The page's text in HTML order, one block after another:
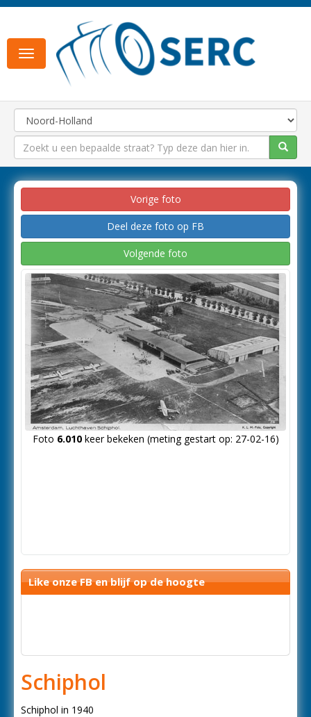
Toggle
navigation
Vorige foto
Deel deze foto op FB
Volgende foto
Foto 6.010keer bekeken (meting gestart op: 27-02-16)
Like onze FB en blijf op de hoogte
Schiphol
Schiphol in 1940